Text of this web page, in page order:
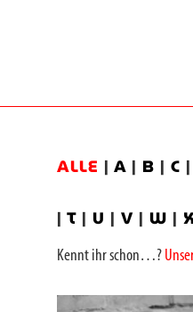
ALLE |A | B |C |
|T |U |V |W |
Kennt ihr schon…?